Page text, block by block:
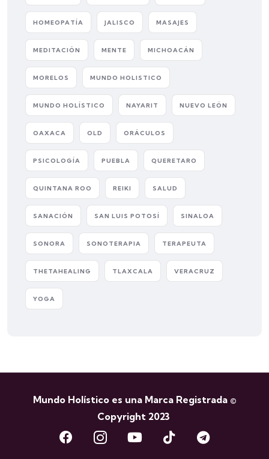
HOMEOPATÍA JALISCO MASAJES
MEDITACIÓN MENTE MICHOACÁN
MORELOS MUNDO HOLISTICO
MUNDO HOLÍSTICO NAYARIT NUEVO LEÓN
OAXACA OLD ORÁCULOS
PSICOLOGÍA PUEBLA QUERETARO
QUINTANA ROO REIKI SALUD
SANACIÓN SAN LUIS POTOSÍ SINALOA
SONORA SONOTERAPIA TERAPEUTA
THETAHEALING TLAXCALA VERACRUZ
YOGA
Mundo Holístico es una Marca Registrada ©
Copyright 2023